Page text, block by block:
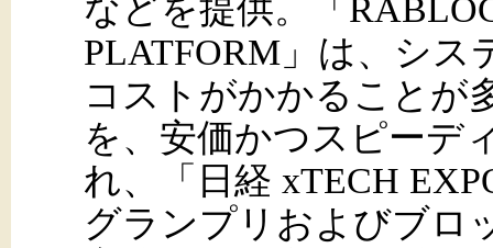
などを提供。「
PLATFORM」は、シス
コストがかかることが
を、安価かつスピーデ
れ、「日経 xTECH
グランプリおよびブロ